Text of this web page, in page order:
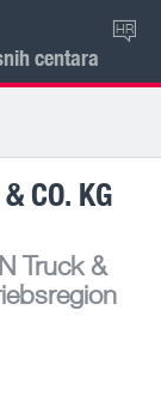
centara
HR
CO. KG
Truck &